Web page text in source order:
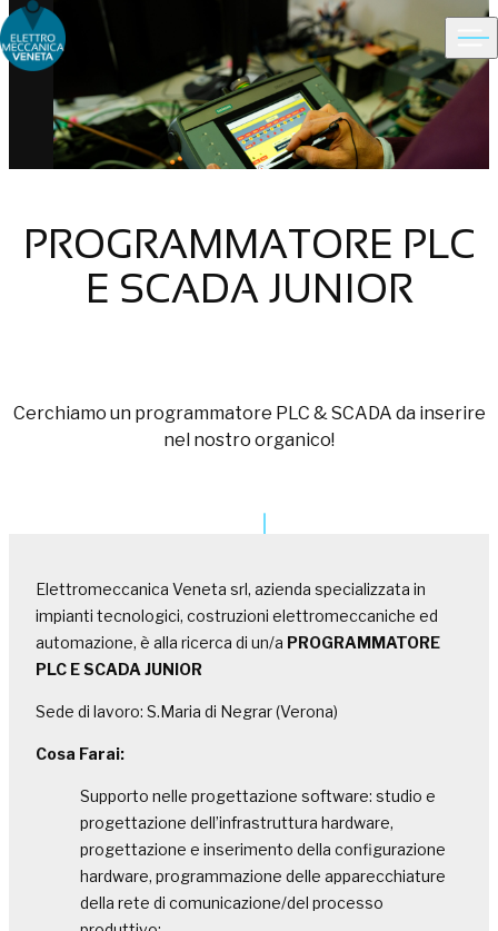
Choose people Inspire solutions
PROGRAMMATORE PLC
E SCADA JUNIOR
Cerchiamo un programmatore PLC & SCADA da inserire
nel nostro organico!
Elettromeccanica Veneta srl, azienda specializzata in
impianti tecnologici, costruzioni elettromeccaniche ed
automazione, è alla ricerca di un/a PROGRAMMATORE
PLC E SCADA JUNIOR
Sede di lavoro: S.Maria di Negrar (Verona)
Cosa Farai:
Supporto nelle progettazione software: studio e
progettazione dell’infrastruttura hardware,
progettazione e inserimento della configurazione
hardware, programmazione delle apparecchiature
della rete di comunicazione/del processo